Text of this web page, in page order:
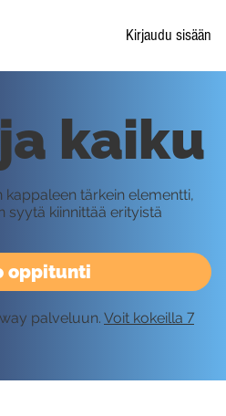
Kirjaudu sisään
oppitunti
kaiku
tärkein elementti,
syytä kiinnittää erityistä
palveluun. Voit kokeilla 7